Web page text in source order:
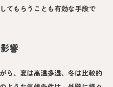
てもらうことも有効な手段で
響
ら、夏は高温多湿、冬は比較的